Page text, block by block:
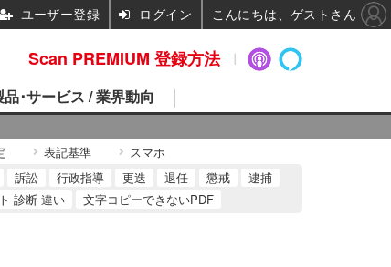
･サービス / 業界動向
表記基準 スマホ
訴訟 行政指導 更迭 退任 懲戒
逮捕
診断 違い 文字コピーできないPDF
Scan PREMIUM 登録方法
ユーザー登録 ログイン こんにちは、ゲストさん